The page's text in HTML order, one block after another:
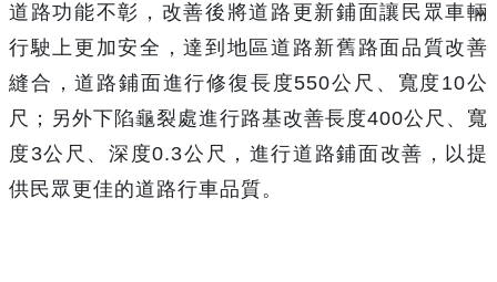
道路功能不彰，改善後將道路更新鋪面讓民眾車輛
行駛上更加安全，達到地區道路新舊路面品質改善
縫合，道路鋪面進行修復長度550公尺、寬度 10公
尺；另外下陷龜裂處進行路基改善長度400公尺、寬
度 3公尺、深度0.3公尺，進行道路鋪面改善，以提
供民眾更佳的道路行車品質。